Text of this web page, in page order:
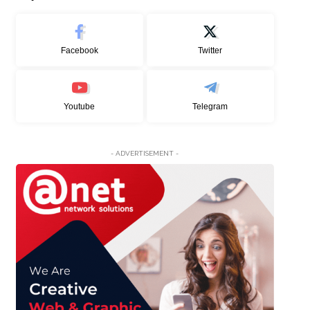
Facebook Twitter
Youtube Telegram
- ADVERTISEMENT -